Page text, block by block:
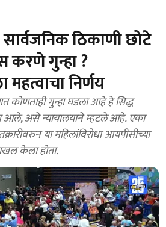
ठिकाणी छोटे
करणे गुन्हा ?
महत्वाचा निर्णय
कोणताही गुन्हा घडला आहे हे सिद्ध
आले, असे न्यायालयाने म्हटले आहे. एका
या महिलांविरोधा आयपीसीच्या
केला होता.